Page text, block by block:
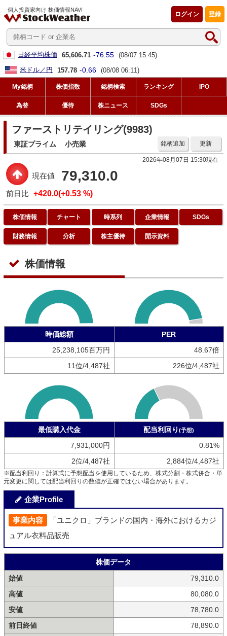
個人投資家向け 株価情報NAVI
登録
ログイン
日経平均株価 65,606.71 -76.55 (08/07 15:45)
米ドル／円
157.78 -0.66 (08/08 06:11)
My銘柄 株価指数 銘柄検索 ランキング IPO
為替 優待 株ニュース SDGs
ファーストリテイリング(9983)
東証プライム 小売業 更新
銘柄追加
2026年08月07日 15:30現在
現在値 79,310.0
前日比 +420.0(+0.53 %)
株価情報 チャート 時系列 企業情報 SDGs
財務情報 分析 株主優待 開示資料
株価情報
時価総額
PER
25,238,105百万円
48.67倍
11位/4,487社
226位/4,487社
最低購入代金 配当利回り (予想)
7,931,000円
0.81%
2位/4,487社
2,884位/4,487社
※配当利回り：計算式に予想配当を使用しているため、株式分割・株式併合・単
元変更に関しては配当利回りの数値が正確ではない場合があります。
企業Profile
事業内容
「ユニクロ」ブランドの国内・海外におけるカジ
ュアル衣料品販売
株価データ
始値
79,310.0
高値
80,080.0
安値
78,780.0
前日終値
78,890.0